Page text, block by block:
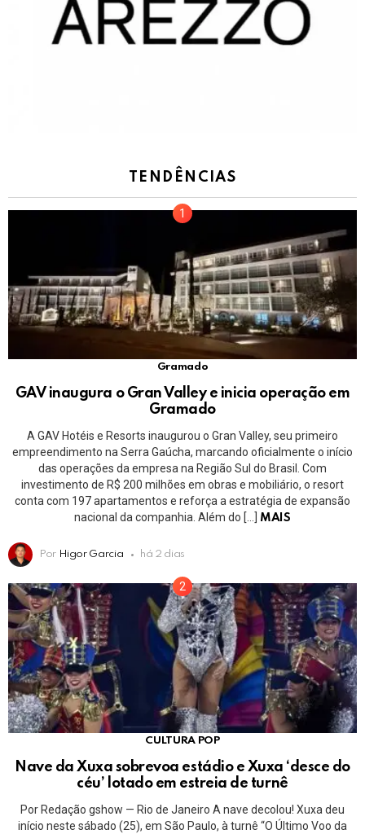
TENDÊNCIAS
Gramado
GAV inaugura o Gran Valley e inicia operação em
Gramado
A GAV Hotéis e Resorts inaugurou o Gran Valley, seu primeiro
empreendimento na Serra Gaúcha, marcando oficialmente o início
das operações da empresa na Região Sul do Brasil. Com
investimento de R$ 200 milhões em obras e mobiliário, o resort
conta com 197 apartamentos e reforça a estratégia de expansão
nacional da companhia. Além do […]
MAIS
Por Higor Garcia há 2 dias
CULTURA POP
Nave da Xuxa sobrevoa estádio e Xuxa ‘desce do
céu’ lotado em estreia de turnê
Por Redação gshow — Rio de Janeiro A nave decolou! Xuxa deu
início neste sábado (25), em São Paulo, à turnê “O Último Voo da